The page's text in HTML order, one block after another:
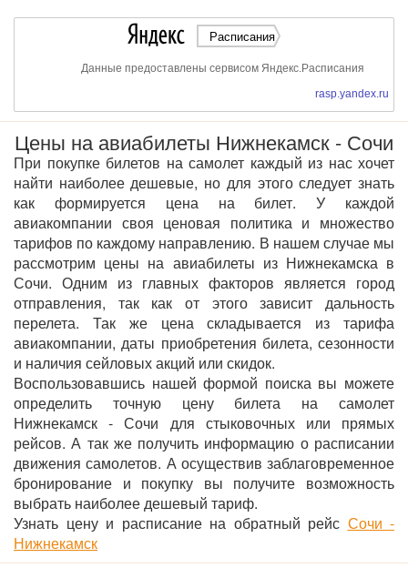
Расписания
Данные предоставлены сервисом Яндекс.Расписания
rasp.yandex.ru
Цены на авиабилеты Нижнекамск - Сочи
При покупке билетов на самолет каждый из нас хочет
найти наиболее дешевые, но для этого следует знать
как формируется цена на билет. У каждой
авиакомпании своя ценовая политика и множество
тарифов по каждому направлению. В нашем случае мы
рассмотрим цены на авиабилеты из Нижнекамска в
Сочи. Одним из главных факторов является город
отправления, так как от этого зависит дальность
перелета. Так же цена складывается из тарифа
авиакомпании, даты приобретения билета, сезонности
и наличия сейловых акций или скидок.
Воспользовавшись нашей формой поиска вы можете
определить точную цену билета на самолет
Нижнекамск - Сочи для стыковочных или прямых
рейсов. А так же получить информацию о расписании
движения самолетов. А осуществив заблаговременное
бронирование и покупку вы получите возможность
выбрать наиболее дешевый тариф.
Узнать цену и расписание на обратный рейс Сочи -
Нижнекамск